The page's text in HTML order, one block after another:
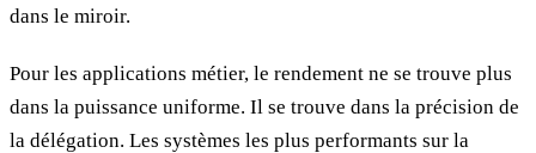
dans le miroir.
Pour les applications métier, le rendement ne se trouve plus
dans la puissance uniforme. Il se trouve dans la précision de
la délégation. Les systèmes les plus performants sur la